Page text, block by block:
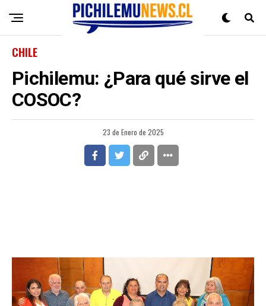
CHILE
Pichilemu: ¿Para qué sirve el
COSOC?
23 de Enero de 2025